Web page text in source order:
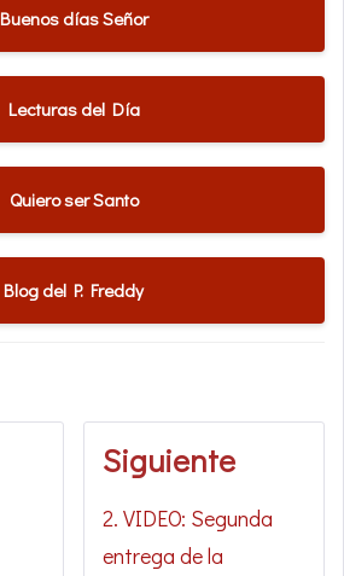
Buenos días Señor
Lecturas del Día
Quiero ser Santo
Blog del P. Freddy
Siguiente
2. VIDEO: Segunda
entrega de la